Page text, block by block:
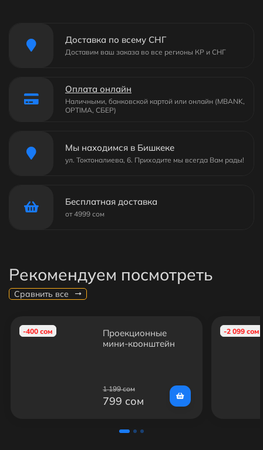
Доставка по всему СНГ
Доставим ваш заказа во все регионы КР и СНГ
Оплата онлайн
Наличными, банковской картой или онлайн (MBANK,
OPTIMA, СБЕР)
Мы находимся в Бишкеке
ул. Токтоналиева, 6. Приходите мы всегда Вам рады!
Бесплатная доставка
от 4999 сом
Рекомендуем посмотреть
Сравнить все
-400 сом
Проекционные
мини-кронштейн
1 199 сом
799 сом
-2 099 сом